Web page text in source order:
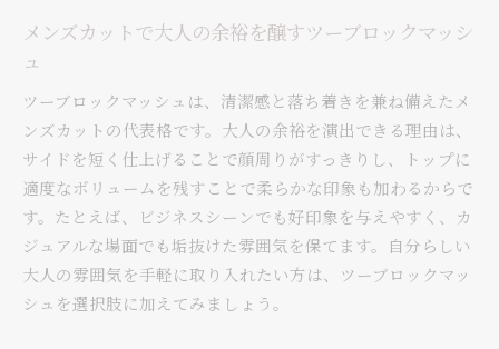
メンズカットで大人の余裕を醸すツーブロックマッシ
ュ
ツーブロックマッシュは、清潔感と落ち着きを兼ね備えたメ
ンズカットの代表格です。大人の余裕を演出できる理由は、
サイドを短く仕上げることで顔周りがすっきりし、トップに
適度なボリュームを残すことで柔らかな印象も加わるからで
す。たとえば、ビジネスシーンでも好印象を与えやすく、カ
ジュアルな場面でも垢抜けた雰囲気を保てます。自分らしい
大人の雰囲気を手軽に取り入れたい方は、ツーブロックマッ
シュを選択肢に加えてみましょう。